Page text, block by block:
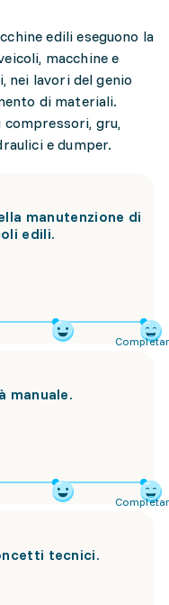
edili eseguono la
macchine e
nei lavori del genio
di materiali.
compressori, gru,
e dumper.
manutenzione di
edili.
manuale.
tecnici.